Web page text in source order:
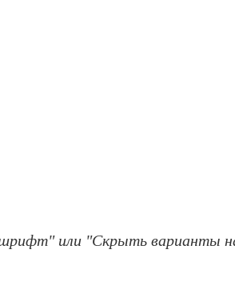
или "Скрыть варианты